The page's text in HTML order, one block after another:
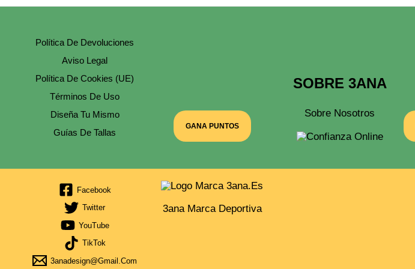
Política De Devoluciones
Aviso Legal
Política De Cookies (UE)
Términos De Uso
Diseña Tu Mismo
Guías De Tallas
GANA PUNTOS
SOBRE 3ANA
Sobre Nosotros
Facebook
Twitter
YouTube
TikTok
3anadesign@gmail.com
3ana Marca Deportiva